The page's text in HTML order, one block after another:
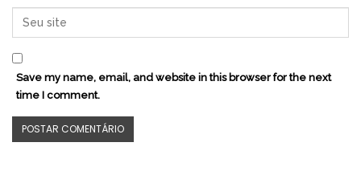
Save my name, email, and website in this browser for the next
time I comment.